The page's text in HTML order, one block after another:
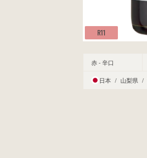
R11
赤 - 辛口
日本 / 山梨県 /